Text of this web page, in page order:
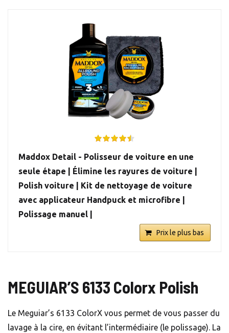
Maddox Detail - Polisseur de voiture en une
seule étape | Élimine les rayures de voiture |
Polish voiture | Kit de nettoyage de voiture
avec applicateur Handpuck et microfibre |
Polissage manuel |
Prix le plus bas
MEGUIAR’S 6133 Colorx Polish
Le Meguiar’s 6133 ColorX vous permet de vous passer du
lavage à la cire, en évitant l’intermédiaire (le polissage). La